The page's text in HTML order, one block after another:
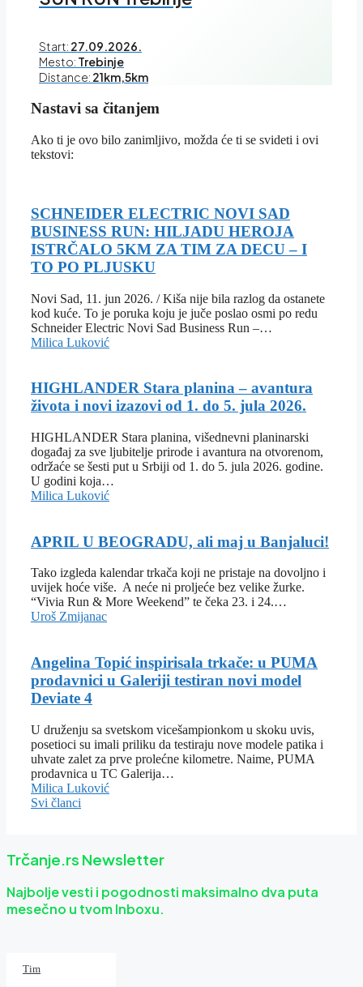
Start: 27.09.2026.
Mesto: Trebinje
Distance: 21km,5km
Nastavi sa čitanjem
Ako ti je ovo bilo zanimljivo, možda će ti se svideti i ovi
tekstovi:
SCHNEIDER ELECTRIC NOVI SAD
BUSINESS RUN: HILJADU HEROJA
ISTRČALO 5KM ZA TIM ZA DECU – I
TO PO PLJUSKU
Novi Sad, 11. jun 2026. / Kiša nije bila razlog da ostanete
kod kuće. To je poruka koju je juče poslao osmi po redu
Schneider Electric Novi Sad Business Run –…
Milica Luković
HIGHLANDER Stara planina – avantura
života i novi izazovi od 1. do 5. jula 2026.
HIGHLANDER Stara planina, višednevni planinarski
događaj za sve ljubitelje prirode i avantura na otvorenom,
održaće se šesti put u Srbiji od 1. do 5. jula 2026. godine.
U godini koja…
Milica Luković
APRIL U BEOGRADU, ali maj u Banjaluci!
Tako izgleda kalendar trkača koji ne pristaje na dovoljno i
uvijek hoće više. A neće ni proljeće bez velike žurke.
“Vivia Run & More Weekend” te čeka 23. i 24.…
Uroš Zmijanac
Angelina Topić inspirisala trkače: u PUMA
prodavnici u Galeriji testiran novi model
Deviate 4
U druženju sa svetskom vicešampionkom u skoku uvis,
posetioci su imali priliku da testiraju nove modele patika i
uhvate zalet za prve prolećne kilometre. Naime, PUMA
prodavnica u TC Galerija…
Milica Luković
Svi članci
Trčanje.rs Newsletter
Najbolje vesti i pogodnosti maksimalno dva puta
mesečno u tvom Inboxu.
Kalendar
Tim